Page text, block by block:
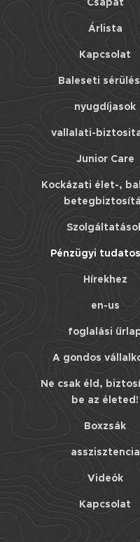
Árlista
Kapcsolat
Baleseti
nyugdíjasok
vallalati-
Junior Care
Kockázati élet-,
Pénzügyi
Hírekhez
en-us
foglalási
A gondos
Ne csak éld,
be az életed!
Boxzsák
asszisztencia
Videók
Kapcsolat